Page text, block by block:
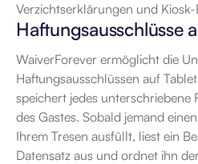
Verzichtserklärungen und
Haftungsausschlüsse
WaiverForever ermöglicht die
Haftungsausschlüssen auf
speichert jedes unterschriebene
des Gastes. Sobald jemand
Ihrem Tresen ausfüllt, liest ein
Datensatz aus und ordnet ihn